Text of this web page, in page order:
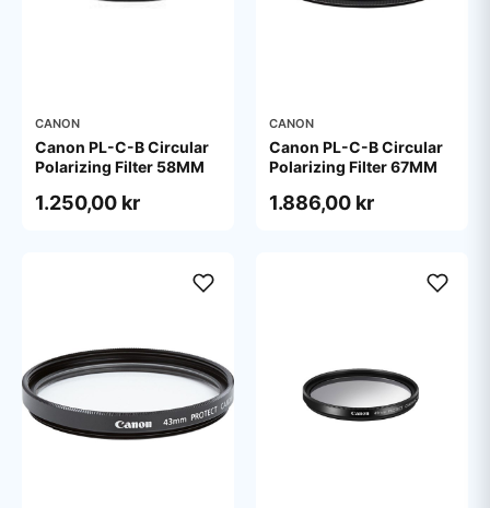
CANON
Canon PL-C-B Circular
Polarizing Filter 58MM
1.250,00 kr
CANON
Canon PL-C-B Circular
Polarizing Filter 67MM
1.886,00 kr